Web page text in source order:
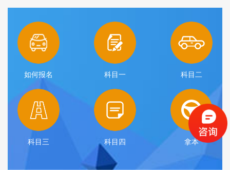
如何报名 科目一 科目二
科目三 科目四 拿本